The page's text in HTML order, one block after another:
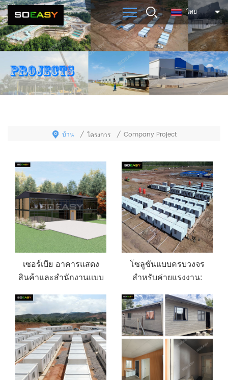
ไทย
บ้าน / โครงการ / Company Project
เซอร์เบีย อาคารแสดง
สินค้าและสำนักงานแบบ
โซลูชันแบบครบวงจร
สำหรับค่ายแรงงาน:
เหมืองแร่ 486 เตียง